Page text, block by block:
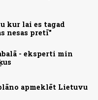
kur lai es tagad
nesas pretī"
- eksperti min
apmeklēt Lietuvu